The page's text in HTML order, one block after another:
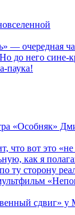
— очередная
до него сине-
паука!
«Особняк»
что вот это
как я
сторону
сдвиг»